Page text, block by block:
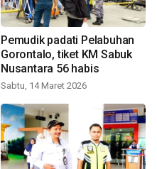
Pemudik padati Pelabuhan
Gorontalo, tiket KM Sabuk
Nusantara 56 habis
Sabtu, 14 Maret 2026